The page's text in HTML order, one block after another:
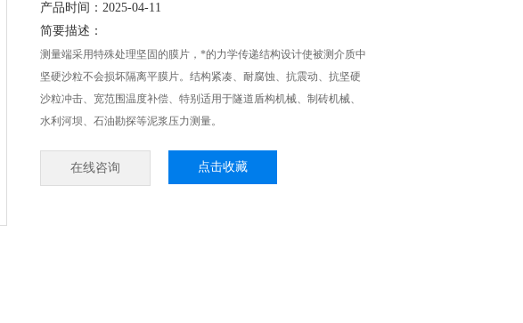
产品时间：2025-04-11
简要描述：
测量端采用特殊处理坚固的膜片，*的力学传递结构设计使被测介质中
坚硬沙粒不会损坏隔离平膜片。结构紧凑、耐腐蚀、抗震动、抗坚硬
沙粒冲击、宽范围温度补偿、特别适用于隧道盾构机械、制砖机械、
水利河坝、石油勘探等泥浆压力测量。
在线咨询 点击收藏